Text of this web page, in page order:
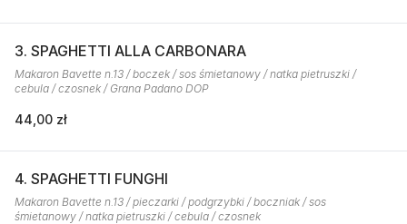
3. SPAGHETTI ALLA CARBONARA
Makaron Bavette n.13 / boczek / sos śmietanowy / natka pietruszki /
cebula / czosnek / Grana Padano DOP
44,00 zł
4. SPAGHETTI FUNGHI
Makaron Bavette n.13 / pieczarki / podgrzybki / boczniak / sos
śmietanowy / natka pietruszki / cebula / czosnek